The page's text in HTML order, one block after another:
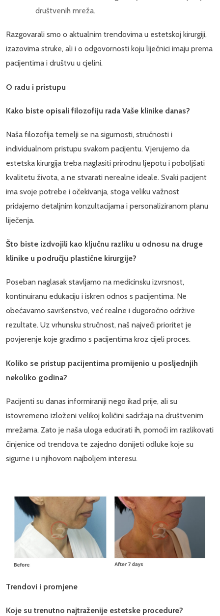
društvenih mreža.
Razgovarali smo o aktualnim trendovima u estetskoj kirurgiji,
izazovima struke, ali i o odgovornosti koju liječnici imaju prema
pacijentima i društvu u cjelini.
O radu i pristupu
Kako biste opisali filozofiju rada Vaše klinike danas?
Naša filozofija temelji se na sigurnosti, stručnosti i
individualnom pristupu svakom pacijentu. Vjerujemo da
estetska kirurgija treba naglasiti prirodnu ljepotu i poboljšati
kvalitetu života, a ne stvarati nerealne ideale. Svaki pacijent
ima svoje potrebe i očekivanja, stoga veliku važnost
pridajemo detaljnim konzultacijama i personaliziranom planu
liječenja.
Što biste izdvojili kao ključnu razliku u odnosu na druge
klinike u području plastične kirurgije?
Poseban naglasak stavljamo na medicinsku izvrsnost,
kontinuiranu edukaciju i iskren odnos s pacijentima. Ne
obećavamo savršenstvo, već realne i dugoročno održive
rezultate. Uz vrhunsku stručnost, naš najveći prioritet je
povjerenje koje gradimo s pacijentima kroz cijeli proces.
Koliko se pristup pacijentima promijenio u posljednjih
nekoliko godina?
Pacijenti su danas informiraniji nego ikad prije, ali su
istovremeno izloženi velikoj količini sadržaja na društvenim
mrežama. Zato je naša uloga educirati ih, pomoći im razlikovati
činjenice od trendova te zajedno donijeti odluke koje su
sigurne i u njihovom najboljem interesu.
Trendovi i promjene
Koje su trenutno najtraženije estetske procedure?